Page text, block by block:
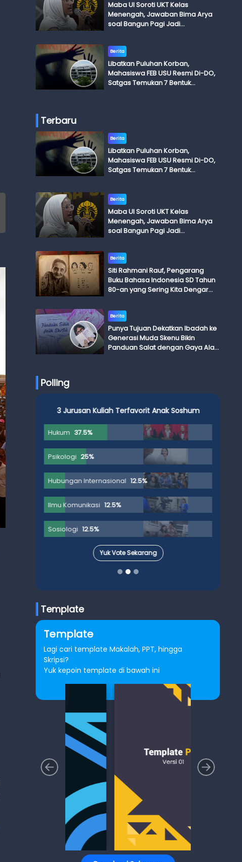
Maba UI Soroti UKT Kelas
Menengah, Jawaban Bima Arya
soal Bangun Pagi Jadi
Berita
Libatkan Puluhan Korban,
Mahasiswa FEB USU Resmi Di-DO,
Satgas Temukan 7 Bentuk
Terbaru
Berita
Libatkan Puluhan Korban,
Mahasiswa FEB USU Resmi Di-DO,
Satgas Temukan 7 Bentuk
Berita
Maba UI Soroti UKT Kelas
Menengah, Jawaban Bima Arya
soal Bangun Pagi Jadi
Berita
Siti Rahmani Rauf, Pengarang
Buku Bahasa Indonesia SD Tahun
80-an yang Sering Kita Dengar
Adik Budi
Berita
Punya Tujuan Dekatkan Ibadah ke
Generasi Muda Skenu Bikin
Panduan Salat dengan Gaya Ala
Polling
3 Jurusan Kuliah Terfavorit Anak Soshum
Hukum 37.5%
Psikologi 25%
Hubungan Internasional 12.5%
Ilmu Komunikasi 12.5%
Sosiologi 12.5%
Yuk Vote Sekarang
Template
Template
Lagi cari template Makalah, PPT, hingga
Skripsi?
Yuk kepoin template di bawah ini